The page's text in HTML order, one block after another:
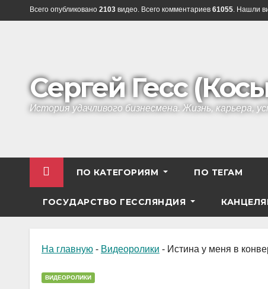
ПерейтиВсего опубликовано 2103 видео. Всего комментариев 61055. Нашли
Сергей Гесс
История удачливого бизнесмена. Жизнь, карьера,
ПО КАТЕГОРИЯМ ПО ТЕГАМ
ГОСУДАРСТВО ГЕССЛЯНДИЯ
На главную - Видеоролики - Истина у меня в
ВИДЕОРОЛИКИ